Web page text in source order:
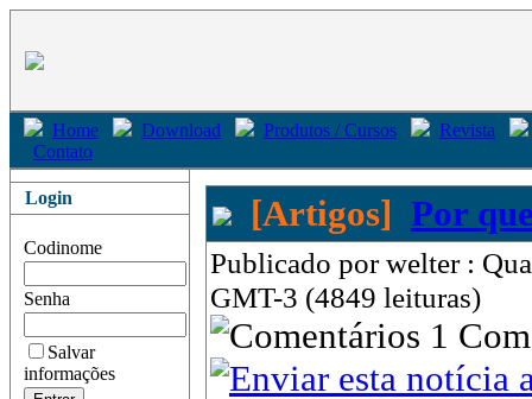
Home Download Produtos / Cursos
Revista
Contato
Login
Codinome
Senha
Salvar
informações
[Artigos] Por
Publicado por welter :
GMT-3 (4849 leituras)
1